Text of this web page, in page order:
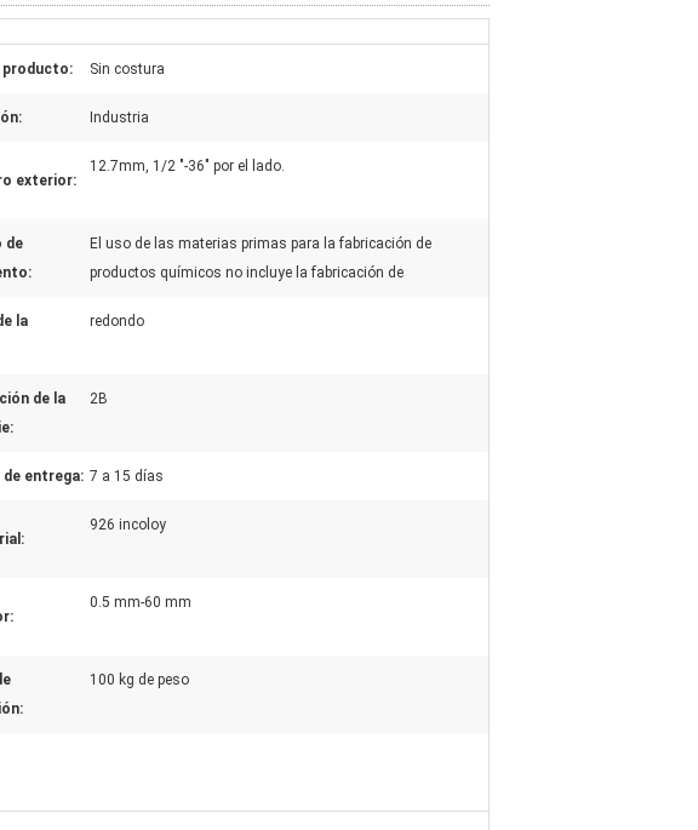
producto: Sin costura
Industria
exterior:
12.7mm, 1/2 "-36" por el lado.
de
El uso de las materias primas para la fabricación de
productos químicos no incluye la fabricación de
la
redondo
de la
2B
de entrega: 7 a 15 días
926 incoloy
0.5 mm-60 mm
100 kg de peso